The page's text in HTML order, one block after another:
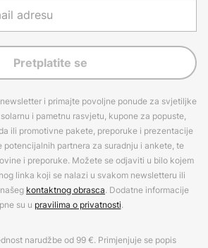
Pretplatite se
i primajte povoljne ponude za svjetiljke
i pametnu rasvjetu, kupone za popuste,
ili promotivne pakete, preporuke i prezentacije
potencijalnih partnera za suradnju i ankete, te
i preporuke. Možete se odjaviti u bilo kojem
linka koji se nalazi u svakom newsletteru ili
kontaktnog obrasca. Dodatne informacije
su u pravilima o privatnosti.
narudžbe od 99 €. Primjenjuje se popis